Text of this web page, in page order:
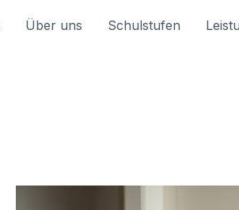
Über uns Schulstufen